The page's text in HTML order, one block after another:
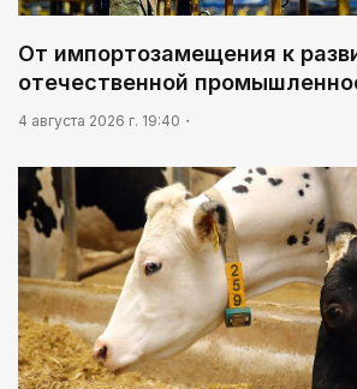
От импортозамещения к
отечественной
4 августа 2026 г. 19:40